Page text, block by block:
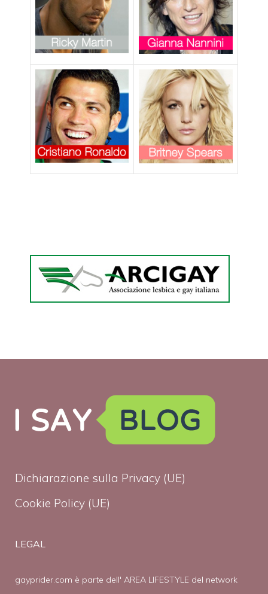
Dichiarazione sulla Privacy (UE)
Cookie Policy (UE)
LEGAL
gayprider.com è parte dell' AREA LIFESTYLE del network